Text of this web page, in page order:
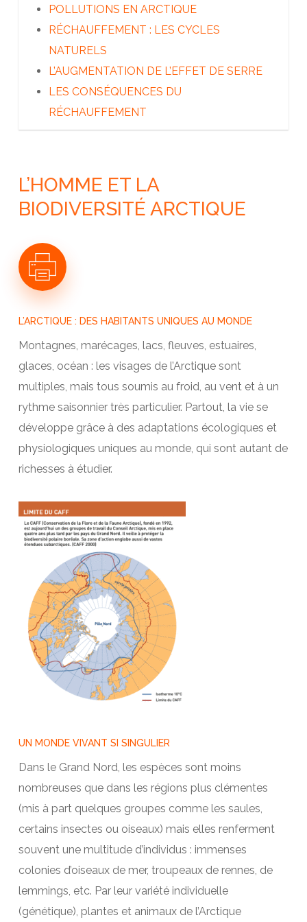
A QUI APPARTIENT L’ARCTIQUE ?
LES DÉCOUVREURS DU GRAND NORD
LES INUITS
LES AUTRES PEUPLES DU GRAND NORD
L’ARCTIQUE AUJOURD’HUI
POLLUTIONS EN ARCTIQUE
RÉCHAUFFEMENT : LES CYCLES
NATURELS
L’AUGMENTATION DE L’EFFET DE SERRE
LES CONSÉQUENCES DU
RÉCHAUFFEMENT
L’HOMME ET LA
BIODIVERSITÉ ARCTIQUE
L’ARCTIQUE : DES HABITANTS UNIQUES AU MONDE
Montagnes, marécages, lacs, fleuves, estuaires,
glaces, océan : les visages de l’Arctique sont
multiples, mais tous soumis au froid, au vent et à un
rythme saisonnier très particulier. Partout, la vie se
développe grâce à des adaptations écologiques et
physiologiques uniques au monde, qui sont autant de
richesses à étudier.
UN MONDE VIVANT SI SINGULIER
Dans le Grand Nord, les espèces sont moins
nombreuses que dans les régions plus clémentes
(mis à part quelques groupes comme les saules,
certains insectes ou oiseaux) mais elles renferment
souvent une multitude d’individus : immenses
colonies d’oiseaux de mer, troupeaux de rennes, de
lemmings, etc. Par leur variété individuelle
(génétique), plantes et animaux de l’Arctique